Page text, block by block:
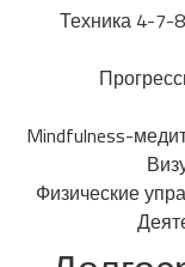
Техника 4-7-
Mindfulness-
Физические